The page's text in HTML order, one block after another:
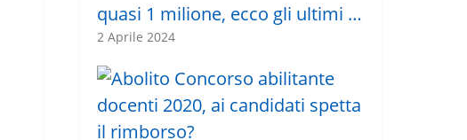
quasi 1 milione, ecco gli ultimi …
2 Aprile 2024